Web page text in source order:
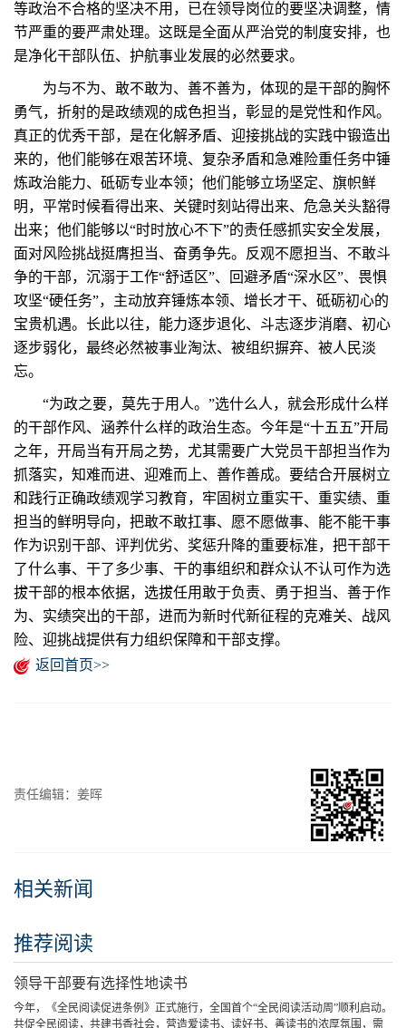
等政治不合格的坚决不用，已在领导岗位的要坚决调整，情
节严重的要严肃处理。这既是全面从严治党的制度安排，也
是净化干部队伍、护航事业发展的必然要求。
为与不为、敢不敢为、善不善为，体现的是干部的胸怀
勇气，折射的是政绩观的成色担当，彰显的是党性和作风。
真正的优秀干部，是在化解矛盾、迎接挑战的实践中锻造出
来的，他们能够在艰苦环境、复杂矛盾和急难险重任务中锤
炼政治能力、砥砺专业本领；他们能够立场坚定、旗帜鲜
明，平常时候看得出来、关键时刻站得出来、危急关头豁得
出来；他们能够以“时时放心不下”的责任感抓实安全发展，
面对风险挑战挺膺担当、奋勇争先。反观不愿担当、不敢斗
争的干部，沉溺于工作“舒适区”、回避矛盾“深水区”、畏惧
攻坚“硬任务”，主动放弃锤炼本领、增长才干、砥砺初心的
宝贵机遇。长此以往，能力逐步退化、斗志逐步消磨、初心
逐步弱化，最终必然被事业淘汰、被组织摒弃、被人民淡
忘。
“为政之要，莫先于用人。”选什么人，就会形成什么样
的干部作风、涵养什么样的政治生态。今年是“十五五”开局
之年，开局当有开局之势，尤其需要广大党员干部担当作为
抓落实，知难而进、迎难而上、善作善成。要结合开展树立
和践行正确政绩观学习教育，牢固树立重实干、重实绩、重
担当的鲜明导向，把敢不敢扛事、愿不愿做事、能不能干事
作为识别干部、评判优劣、奖惩升降的重要标准，把干部干
了什么事、干了多少事、干的事组织和群众认不认可作为选
拔干部的根本依据，选拔任用敢于负责、勇于担当、善于作
为、实绩突出的干部，进而为新时代新征程的克难关、战风
险、迎挑战提供有力组织保障和干部支撑。
返回首页>>
责任编辑：姜晖
相关新闻
推荐阅读
领导干部要有选择性地读书
今年，《全民阅读促进条例》正式施行，全国首个“全民阅读活动周”顺利启动。
共促全民阅读，共建书香社会，营造爱读书、读好书、善读书的浓厚氛围，需